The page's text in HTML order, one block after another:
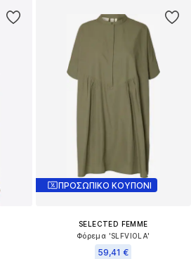
ΠΡΟΣΩΠΙΚΟ ΚΟΥΠΟΝΙ
SELECTED FEMME
Φόρεμα 'SLFVIOLA'
59,41 €